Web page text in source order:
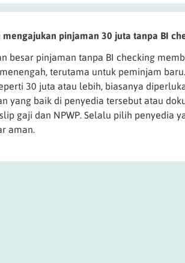
mengajukan pinjaman 30 juta tanpa BI
besar pinjaman tanpa BI checking
terutama untuk peminjam
30 juta atau lebih, biasanya
yang baik di penyedia tersebut atau
gaji dan NPWP. Selalu pilih penyedia
aman.